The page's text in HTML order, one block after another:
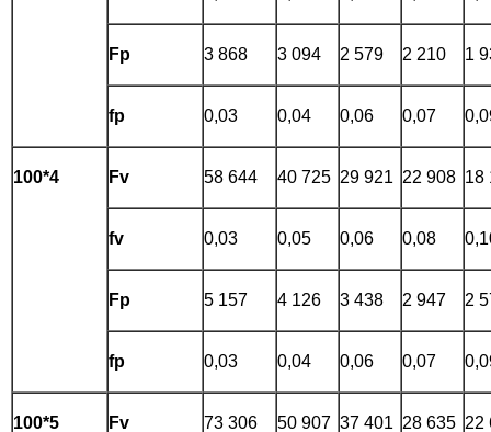
Fp 3 868 3 094 2 579 2 210 1
fp 0,03 0,04 0,06 0,07
100*4 Fv 58 644 40 725 29 921 22 908 18
fv 0,03 0,05 0,06 0,08
Fp 5 157 4 126 3 438 2 947 2
fp 0,03 0,04 0,06 0,07
100*5 Fv 73 306 50 907 37 401 28 635 22